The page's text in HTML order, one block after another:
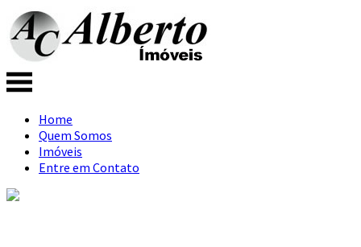
Home
Quem Somos
Imóveis
Entre em Contato